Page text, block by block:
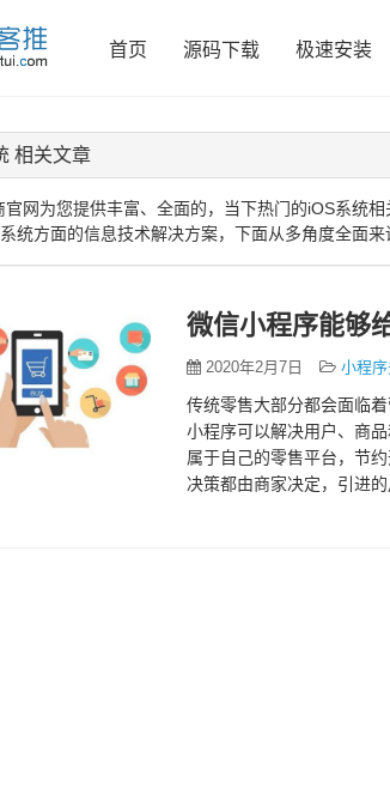
首页 源码下载 极速安装
相关文章
官网为您提供丰富、全面的，当下热门的iOS系统
统方面的信息技术解决方案，下面从多角度全面来
微信小程序能够
2020年2月7日 小程
传统零售大部分都会面临
小程序可以解决用户、商
属于自己的零售平台，节
决策都由商家决定，引进